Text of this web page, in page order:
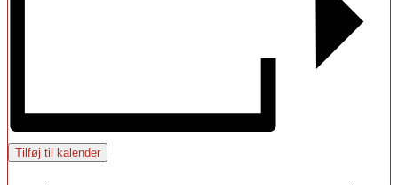
Tilføj til kalender